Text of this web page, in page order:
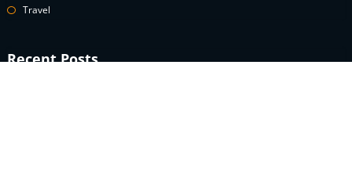
Travel
Recent Posts